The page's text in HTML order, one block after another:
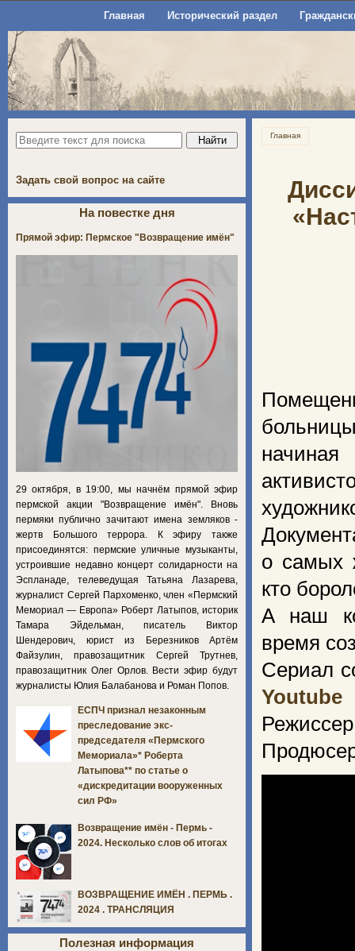
Главная Исторический раздел
Главная
о самых
кто
А наш
время
Сериал
Youtube
Задать свой вопрос на сайте
На повестке дня
Прямой эфир: Пермское "Возвращение имён"
29 октября, в 19:00, мы начнём прямой эфир
пермской акции "Возвращение имён". Вновь
пермяки публично зачитают имена земляков -
жертв Большого террора. К эфиру также
присоединятся: пермские уличные музыканты,
устроившие недавно концерт солидарности на
Эспланаде, телеведущая Татьяна Лазарева,
журналист Сергей Пархоменко, член «Пермский
Мемориал — Европа» Роберт Латыпов, историк
Тамара Эйдельман, писатель Виктор
Шендерович, юрист из Березников Артём
Файзулин, правозащитник Сергей Трутнев,
правозащитник Олег Орлов. Вести эфир будут
журналисты Юлия Балабанова и Роман Попов.
ЕСПЧ признал незаконным
преследование экс-
председателя «Пермского
Мемориала»* Роберта
Латыпова** по статье о
«дискредитации вооруженных
сил РФ»
Возвращение имён - Пермь -
2024. Несколько слов об итогах
ВОЗВРАЩЕНИЕ ИМЁН . ПЕРМЬ .
2024 . ТРАНСЛЯЦИЯ
Полезная информация